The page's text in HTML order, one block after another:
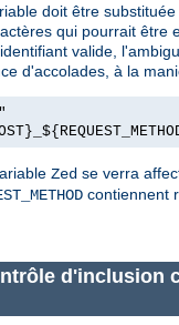
doit être
qui pourrait être
valide,
d'accolades, à la
Zed se verra
contiennent
d'inclusion